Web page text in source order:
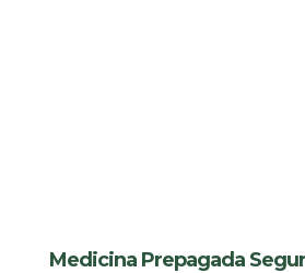
Medicina Prepagada